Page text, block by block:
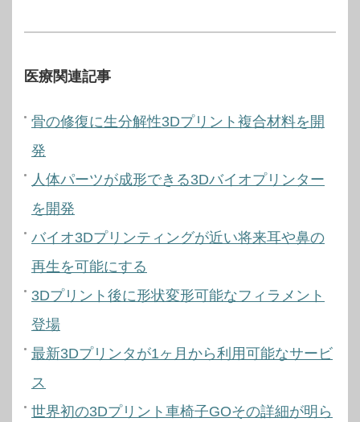
医療関連記事
骨の修復に生分解性3Dプリント複合材料を開
発
人体パーツが成形できる3Dバイオプリンター
を開発
バイオ3Dプリンティングが近い将来耳や鼻の
再生を可能にする
3Dプリント後に形状変形可能なフィラメント
登場
最新3Dプリンタが1ヶ月から利用可能なサービ
ス
世界初の3Dプリント車椅子GOその詳細が明ら